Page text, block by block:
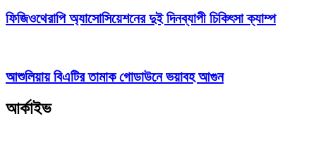
ফিজিওথেরাপি অ্যাসোসিয়েশনের দুই দিনব্যাপী চিকিৎসা ক্যাম্প
আশুলিয়ায় বিএটির তামাক গোডাউনে ভয়াবহ আগুন
আর্কাইভ